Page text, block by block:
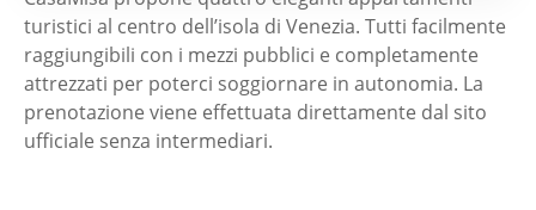
turistici al centro dell’isola di Venezia. Tutti facilmente
raggiungibili con i mezzi pubblici e completamente
attrezzati per poterci soggiornare in autonomia. La
prenotazione viene effettuata direttamente dal sito
ufficiale senza intermediari.